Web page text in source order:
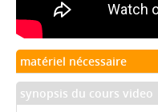
matériel nécessaire
synopsis du cours video